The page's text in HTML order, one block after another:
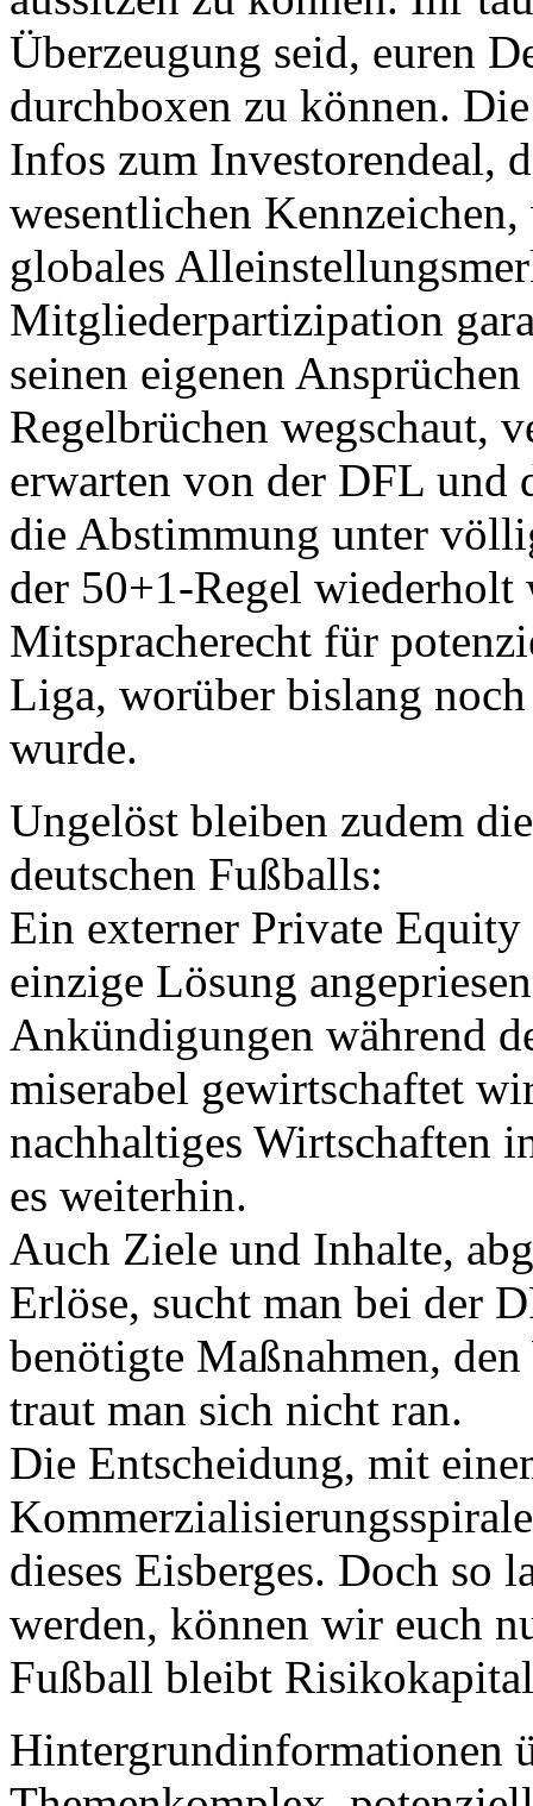
Überzeugung seid, euren
durchboxen zu können.
Infos zum Investorendeal,
wesentlichen
globales
Mitgliederpartizipation
seinen eigenen
Regelbrüchen wegschaut,
erwarten von der DFL und
die Abstimmung unter
der 50+1-Regel
Mitspracherecht für
Liga, worüber bislang
wurde.
Ungelöst bleiben zudem
deutschen Fußballs:
Ein externer Private
einzige Lösung
Ankündigungen während
miserabel gewirtschaftet
nachhaltiges Wirtschaften
es weiterhin.
Auch Ziele und Inhalte,
Erlöse, sucht man bei der
benötigte Maßnahmen,
traut man sich nicht ran.
Die Entscheidung, mit
dieses Eisberges. Doch so
werden, können wir euch
Fußball bleibt
Hintergrundinformationen